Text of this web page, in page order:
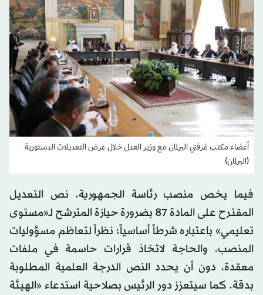
أعضاء مكتب غرفتي البرلمان مع وزير العدل خلال عرض التعديلات الدستورية
(البرلمان)
فيما يخص منصب رئاسة الجمهورية، نص التعديل
المقترح على المادة 87 بضرورة حيازة المترشح لـ«مستوى
تعليمي» باعتباره شرطاً أساسياً؛ نظراً لتعاظم مسؤوليات
المنصب، والحاجة لاتخاذ قرارات حاسمة في ملفات
معقدة، دون أن يحدد النص الدرجة العلمية المطلوبة
بدقة. كما سيتعزز دور الرئيس بصلاحية استدعاء «الهيئة